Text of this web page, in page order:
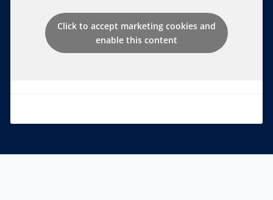
Click to accept marketing cookies and
enable this content